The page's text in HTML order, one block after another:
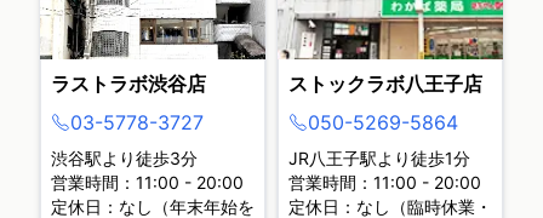
ラストラボ渋谷店
03-5778-3727
渋谷駅より徒歩3分
営業時間：11:00 - 20:00
定休日：なし（年末年始を
ストックラボ八王子店
050-5269-5864
JR八王子駅より徒歩1分
営業時間：11:00 - 20:00
定休日：なし（臨時休業・